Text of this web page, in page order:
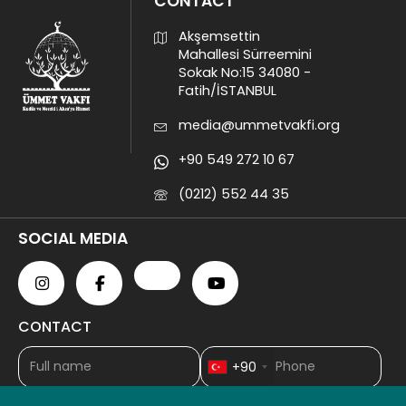
Akşemsettin
Mahallesi Sürreemini
Sokak No:15 34080 -
Fatih/İSTANBUL
media@ummetvakfi.org
+90 549 272 10 67
(0212) 552 44 35
SOCIAL MEDIA
CONTACT
+90